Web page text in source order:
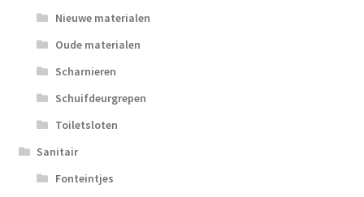
Nieuwe materialen
Oude materialen
Scharnieren
Schuifdeurgrepen
Toiletsloten
Sanitair
Fonteintjes